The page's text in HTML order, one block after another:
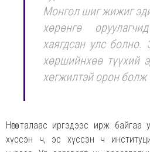
Монгол шиг жижиг
хөрөнгө
хаягдсан улс
хөршийнхөө түүхий
хөгжилтэй орон болж
Нөгөө талаас иргэдээс ирж
хүссэн ч, эс хүссэн ч